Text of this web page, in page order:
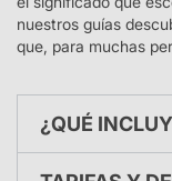
nuestros guías
que, para muchas
¿QUÉ